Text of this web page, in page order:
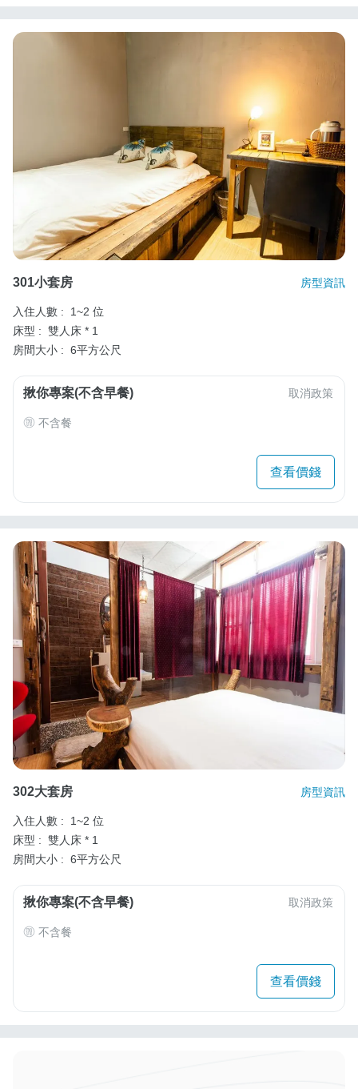
301小套房 房型資訊
入住人數 :
1~2 位
床型 : 雙人床 * 1
房間大小 : 6平方公尺
揪你專案(不含早餐) 取消政策
不含餐
查看價錢
302大套房 房型資訊
入住人數 :
1~2 位
床型 : 雙人床 * 1
房間大小 : 6平方公尺
揪你專案(不含早餐) 取消政策
不含餐
查看價錢